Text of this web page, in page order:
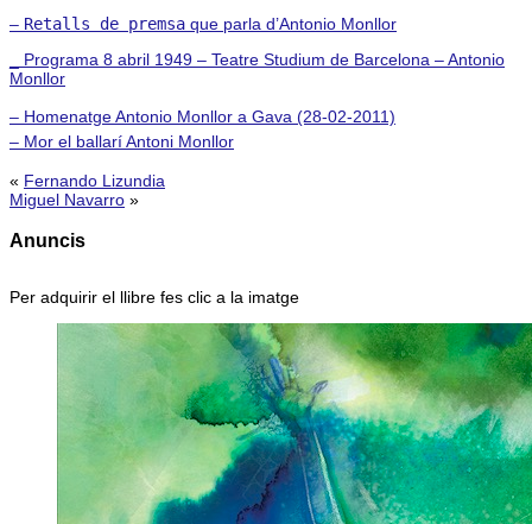
– Retalls de premsa que parla d’Antonio Monllor
_ Programa 8 abril 1949 – Teatre Studium de Barcelona – Antonio
Monllor
– Homenatge Antonio Monllor a Gava (28-02-2011)
– Mor el ballarí Antoni Monllor
« Fernando Lizundia
Miguel Navarro »
Anuncis
Per adquirir el llibre fes clic a la imatge